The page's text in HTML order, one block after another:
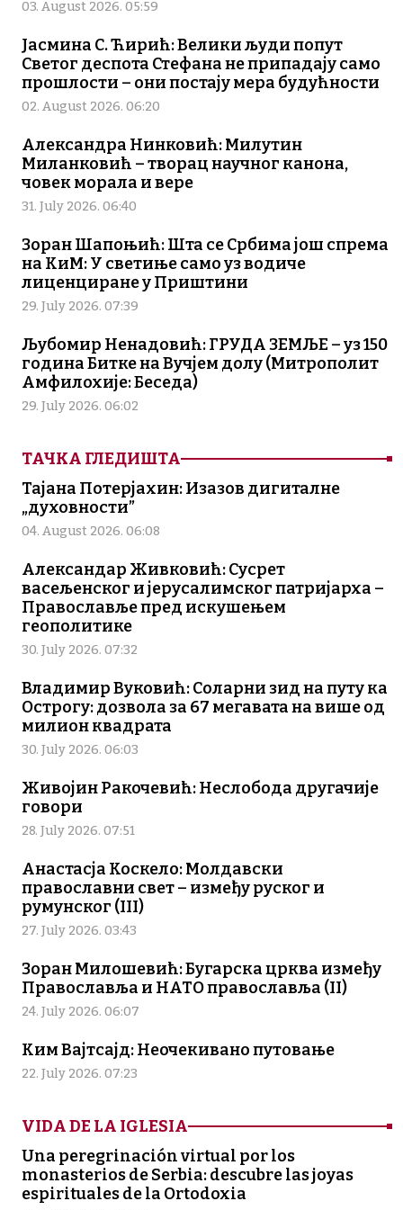
03. August 2026. 05:59
Јасмина С. Ћирић: Велики људи попут
Светог деспота Стефана не припадају само
прошлости – они постају мера будућности
02. August 2026. 06:20
Александра Нинковић: Милутин
Миланковић – творац научног канона,
човек морала и вере
31. July 2026. 06:40
Зоран Шапоњић: Шта се Србима још спрема
на КиМ: У светиње само уз водиче
лиценциране у Приштини
29. July 2026. 07:39
Љубомир Ненадовић: ГРУДА ЗЕМЉЕ – уз 150
година Битке на Вучјем долу (Митрополит
Амфилохије: Беседа)
29. July 2026. 06:02
ТАЧКА ГЛЕДИШТА
Тајана Потерјахин: Изазов дигиталне
„духовности”
04. August 2026. 06:08
Александар Живковић: Сусрет
васељенског и јерусалимског патријарха –
Православље пред искушењем
геополитике
30. July 2026. 07:32
Владимир Вуковић: Соларни зид на путу ка
Острогу: дозвола за 67 мегавата на више од
милион квадрата
30. July 2026. 06:03
Живојин Ракочевић: Неслобода другачије
говори
28. July 2026. 07:51
Анастасја Коскело: Молдавски
православни свет – између руског и
румунског (III)
27. July 2026. 03:43
Зоран Милошевић: Бугарска црква између
Православља и НАТО православља (II)
24. July 2026. 06:07
Ким Вајтсајд: Неочекивано путовање
22. July 2026. 07:23
VIDA DE LA IGLESIA
Una peregrinación virtual por los
monasterios de Serbia: descubre las joyas
espirituales de la Ortodoxia